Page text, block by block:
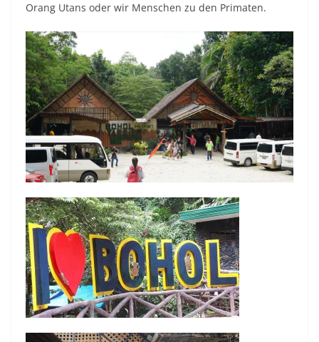
Orang Utans oder wir Menschen zu den Primaten.